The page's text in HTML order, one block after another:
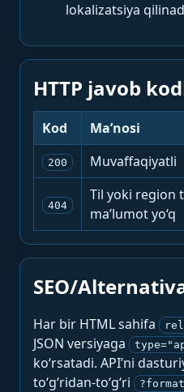
lokalizatsiya
HTTP javob
Kod Ma’nosi
200 Muvaffaqiyatli
404
Til yoki region
ma’lumot yo‘q
SEO/
Har bir HTML sahifa
JSON versiyaga
ko‘rsatadi. API’ni
to‘g‘ridan-to‘g‘ri